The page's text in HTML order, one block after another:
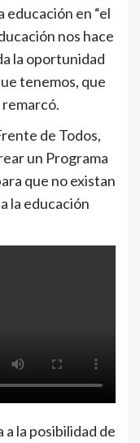
educación en “el
nos hace
la oportunidad
tenemos, que
de Todos,
un Programa
que no existan
la educación
la posibilidad de